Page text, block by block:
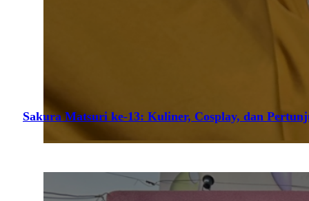
Sakura Matsuri ke-13: Kuliner, Cosplay, dan